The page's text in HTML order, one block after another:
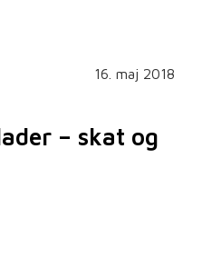
16. maj 2018
– skat og